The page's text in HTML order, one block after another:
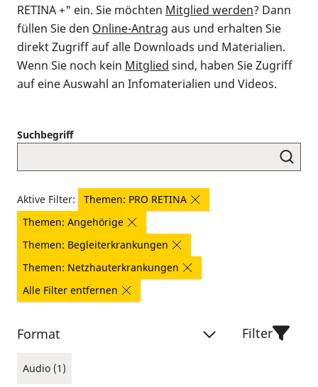
RETINA +" ein. Sie möchten Mitglied werden? Dann
füllen Sie den Online-Antrag aus und erhalten Sie
direkt Zugriff auf alle Downloads und Materialien.
Wenn Sie noch kein Mitglied sind, haben Sie Zugriff
auf eine Auswahl an Infomaterialien und Videos.
Suchbegriff
Aktive Filter:
Themen: PRO RETINA
Themen: Angehörige
Themen: Begleiterkrankungen
Themen: Netzhauterkrankungen
Alle Filter entfernen
Format
Audio (1)
Filter